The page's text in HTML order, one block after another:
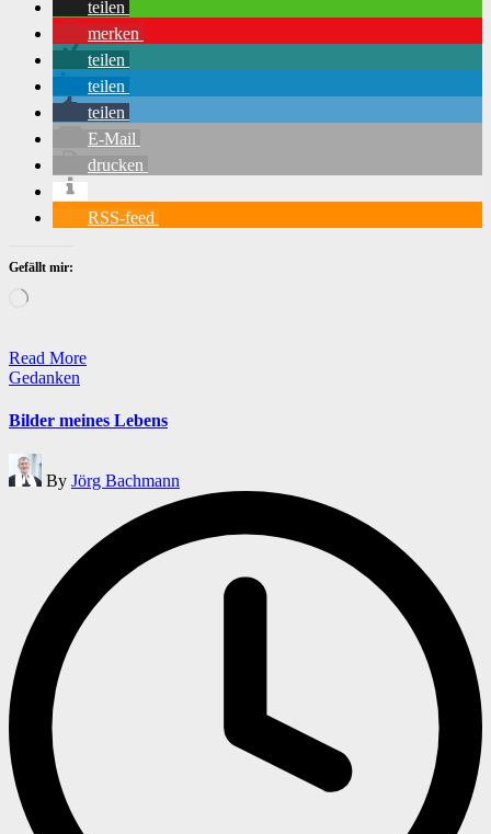
teilen
merken
teilen
teilen
teilen
E-Mail
drucken
RSS-feed
Gefällt mir:
Wird
Read More
Posted
Gedanken
Bilder meines Lebens
Posted
by
By Jörg Bachmann